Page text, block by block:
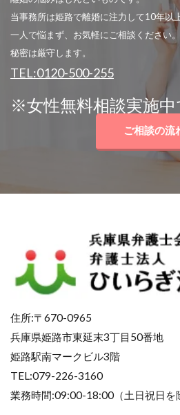
当事務所は姫路で離婚に注力して10年以
一人で悩まず、お気軽にご相談ください。
秘密は厳守します。
TEL:0120-500-255
※女性無料相談実施中
ご相談の流
住所:〒670-0965
兵庫県姫路市東延末3丁目50番地
姫路駅南マークビル3階
TEL:079-226-3160
業務時間:09:00-18:00（土日祝日を